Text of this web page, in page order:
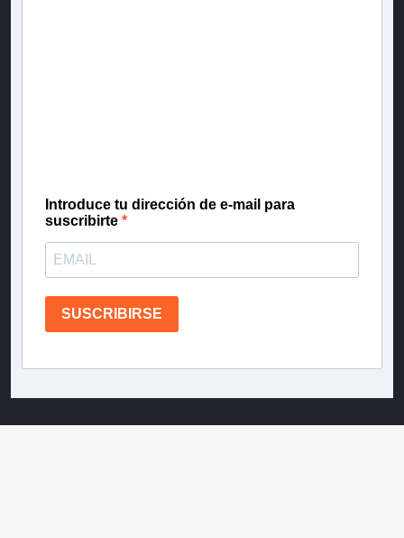
Introduce tu dirección de e-mail para
suscribirte
SUSCRIBIRSE